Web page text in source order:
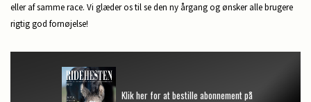
eller af samme race. Vi glæder os til se den ny årgang og ønsker alle brugere
rigtig god fornøjelse!
Klik her for at bestille abonnement på